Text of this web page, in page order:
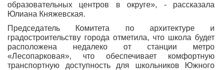
образовательных центров в округе», - рассказала
Юлиана Княжевская.
Председатель Комитета по архитектуре и
градостроительству города отметила, что школа будет
расположена недалеко от станции метро
«Лесопарковая», что обеспечивает комфортную
транспортную доступность для школьников Южного